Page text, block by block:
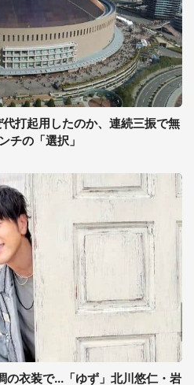
代打起用したのか、連続三振で無
チの「選択」
の衣装で...「ゆず」北川悠仁・岩